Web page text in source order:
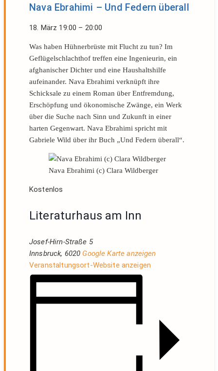
Nava Ebrahimi – Und Federn überall
18. März 19:00 – 20:00
Was haben Hühnerbrüste mit Flucht zu tun? Im
Geflügelschlachthof treffen eine Ingenieurin, ein
afghanischer Dichter und eine Haushaltshilfe
aufeinander. Nava Ebrahimi verknüpft ihre
Schicksale zu einem Roman über Entfremdung,
Erschöpfung und ökonomische Zwänge, ein Werk
über die Suche nach Sinn und Zukunft in einer
harten Gegenwart. Nava Ebrahimi spricht mit
Gabriele Wild über ihr Buch „Und Federn überall“.
Nava Ebrahimi (c) Clara Wildberger
Kostenlos
Literaturhaus am Inn
Josef-Hirn-Straße 5
Innsbruck, 6020 Google Karte anzeigen
Veranstaltungsort-Website anzeigen